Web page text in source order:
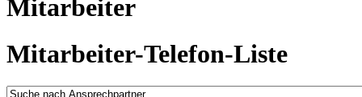
Mitarbeiter
Mitarbeiter-Telefon-Liste